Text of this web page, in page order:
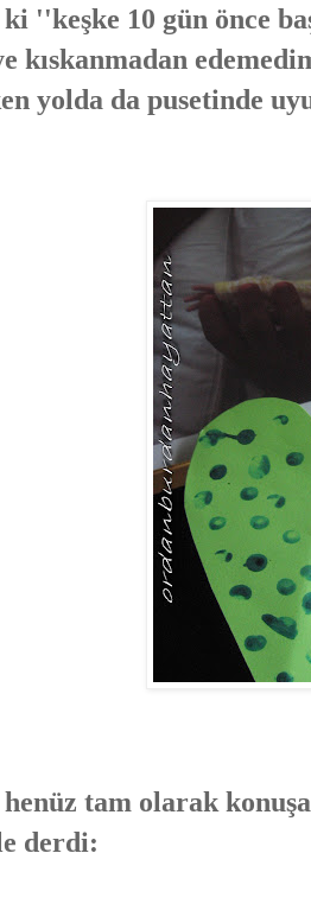
''keşke 10 gün önce
kıskanmadan
yolda da pusetinde
tam olarak
derdi: